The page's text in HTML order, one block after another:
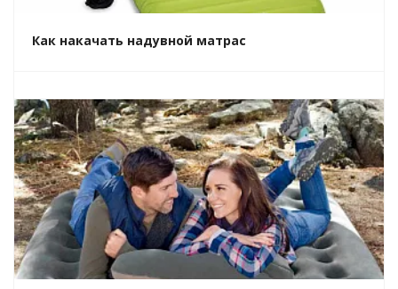
Как накачать надувной матрас